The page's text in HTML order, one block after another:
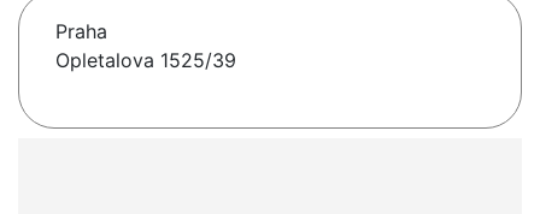
Praha
Opletalova 1525/39